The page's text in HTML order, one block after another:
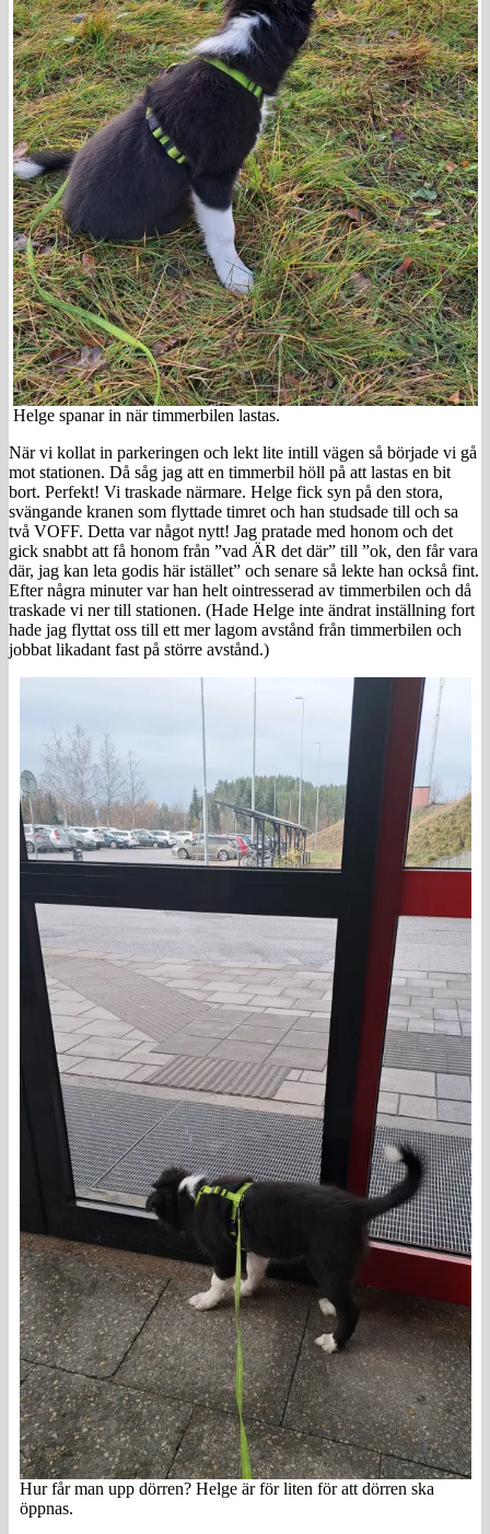
Helge spanar in när timmerbilen lastas.
När vi kollat in parkeringen och lekt lite intill vägen så började vi gå
mot stationen. Då såg jag att en timmerbil höll på att lastas en bit
bort. Perfekt! Vi traskade närmare. Helge fick syn på den stora,
svängande kranen som flyttade timret och han studsade till och sa
två VOFF. Detta var något nytt! Jag pratade med honom och det
gick snabbt att få honom från ”vad ÄR det där” till ”ok, den får vara
där, jag kan leta godis här istället” och senare så lekte han också fint.
Efter några minuter var han helt ointresserad av timmerbilen och då
traskade vi ner till stationen. (Hade Helge inte ändrat inställning fort
hade jag flyttat oss till ett mer lagom avstånd från timmerbilen och
jobbat likadant fast på större avstånd.)
Hur får man upp dörren? Helge är för liten för att dörren ska
öppnas.